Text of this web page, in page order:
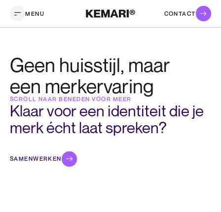
MENU CONTACT
Geen huisstijl, maar
een merkervaring
SCROLL NAAR BENEDEN VOOR MEER
Klaar voor een identiteit die je
merk écht laat spreken?
SAMENWERKEN